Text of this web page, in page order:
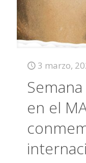
3 marzo,
en el